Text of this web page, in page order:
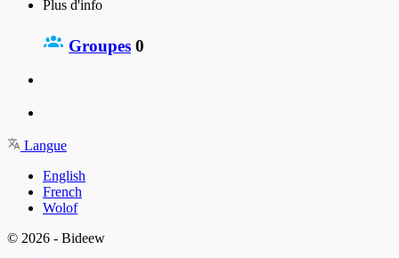
Plus d'info
Groupes 0
Langue
English
French
Wolof
© 2026 - Bideew